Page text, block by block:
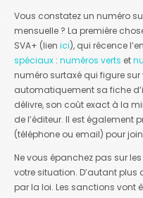
Vous constatez un numéro
mensuelle ? La première
SVA+ (lien ici), qui récence
spéciaux : numéros verts et
numéro surtaxé qui figure sur
automatiquement sa fiche
délivre, son coût exact à la
de l’éditeur. Il est également
(téléphone ou email) pour
Ne vous épanchez pas sur
votre situation. D’autant plus
par la loi. Les sanctions vont